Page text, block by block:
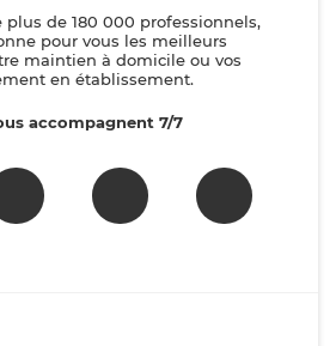
plus de 180 000 professionnels,
pour vous les meilleurs
maintien à domicile ou vos
en établissement.
accompagnent 7/7